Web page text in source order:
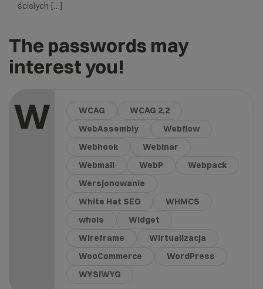
ścisłych […]
The passwords may
interest you!
W WCAG
WCAG 2.2
WebAssembly
Webflow
Webhook
Webinar
Webmail
WebP
Webpack
Wersjonowanie
White Hat SEO
WHMCS
whois
Widget
Wireframe
Wirtualizacja
WooCommerce
WordPress
WYSIWYG